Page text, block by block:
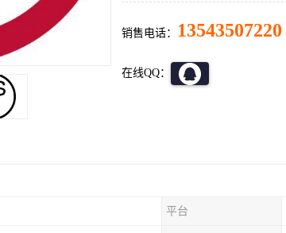
销售电话： 13543507220
在线QQ：
平台